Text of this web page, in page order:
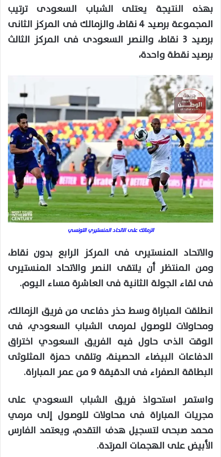
بهذه النتيجة يعتلى الشباب السعودى ترتيب
المجموعة برصيد 4 نقاط، والزمالك فى المركز الثانى
برصيد 3 نقاط، والنصر السعودى فى المركز الثالث
برصيد نقطة واحدة،
الزمالك على الاتحاد المنستيري التونسي
والاتحاد المنستيرى فى المركز الرابع بدون نقاط،
ومن المنتظر أن يلتقى النصر والاتحاد المنستيرى
فى لقاء الجولة الثانية فى العاشرة مساء اليوم.
انطلقت المباراة وسط حذر دفاعى من فريق الزمالك،
ومحاولات للوصول لمرمى الشباب السعودي، فى
الوقت الذى حاول فيه الفريق السعودي اختراق
الدفاعات البيضاء الحصينة، وتلقى حمزة المثلوثى
البطاقة الصفراء فى الدقيقة 9 من عمر المباراة.
واستمر استحواذ فريق الشباب السعودي على
مجريات المباراة فى محاولات للوصول إلى مرمي
محمد صبحى لتسجيل هدف التقدم، ويعتمد الفارس
الأبيض على الهجمات المرتدة.